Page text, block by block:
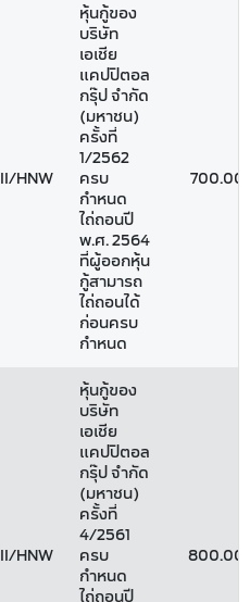
II/HNW
หุ้นกู้ของ
บริษัท
เอเชีย
แคปปิตอล
กรุ๊ป จำกัด
(มหาชน)
ครั้งที่
1/2562
ครบ
กำหนด
ไถ่ถอนปี
พ.ศ. 2564
ที่ผู้ออกหุ้น
กู้สามารถ
ไถ่ถอนได้
ก่อนครบ
กำหนด
700.00
II/HNW
หุ้นกู้ของ
บริษัท
เอเชีย
แคปปิตอล
กรุ๊ป จำกัด
(มหาชน)
ครั้งที่
4/2561
ครบ
กำหนด
800.00